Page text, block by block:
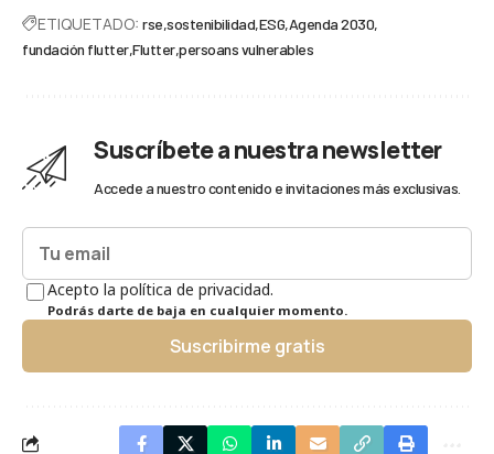
ETIQUETADO: rse sostenibilidad ESG Agenda 2030
fundación flutter Flutter persoans vulnerables
Suscríbete a nuestra newsletter
Accede a nuestro contenido e invitaciones más exclusivas.
Acepto la política de privacidad.
Podrás darte de baja en cualquier momento.
Suscribirme gratis